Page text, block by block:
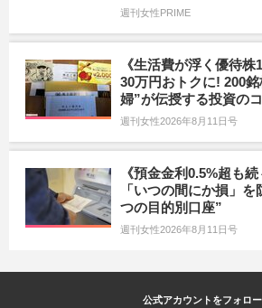
週刊女性PRIME
《生活費が浮く優待
30万円おトクに! 200
婦”が伝授する投資の
週刊女性2026年8月11日号
《預金金利0.5%超も
「いつの間にか損」
つの目的別口座”
週刊女性2026年8月11日号
公式アカウントをフォロー